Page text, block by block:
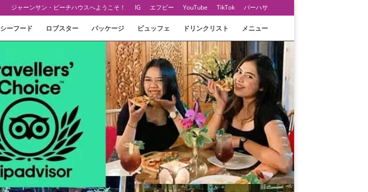
ジャーンサン・ビーチハウスへようこそ！ IG エフビー YouTube TikTok バーハサ
シーフード ロブスター パッケージ ビュッフェ ドリンクリスト メニュー